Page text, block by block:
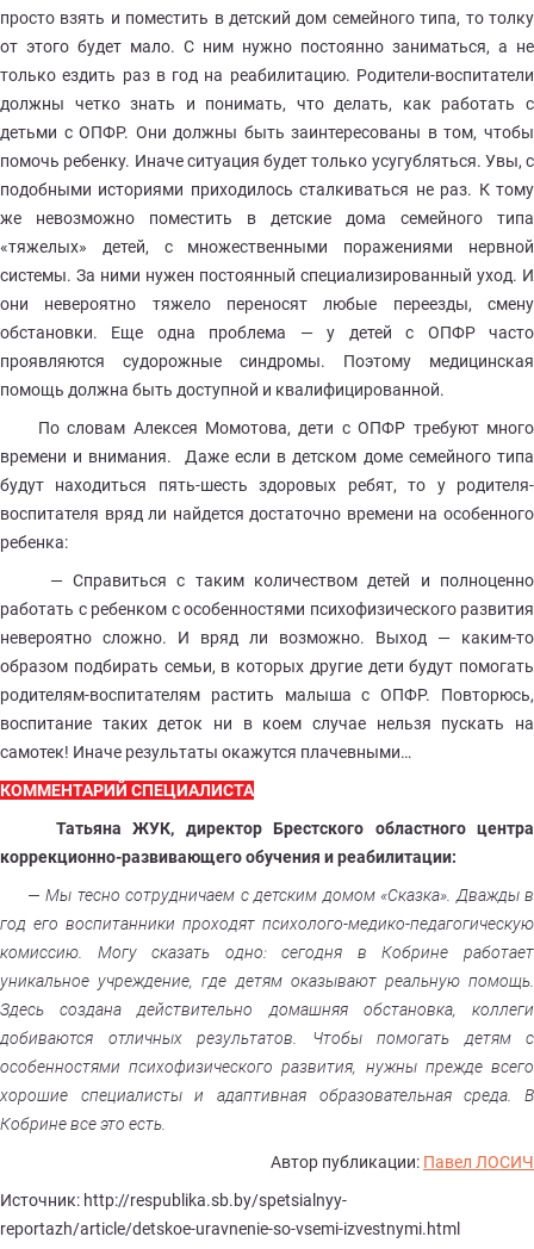
просто взять и поместить в детский дом семейного типа, то толку
от этого будет мало. С ним нужно постоянно заниматься, а не
только ездить раз в год на реабилитацию. Родители-воспитатели
должны четко знать и понимать, что делать, как работать с
детьми с ОПФР. Они должны быть заинтересованы в том, чтобы
помочь ребенку. Иначе ситуация будет только усугубляться. Увы, с
подобными историями приходилось сталкиваться не раз. К тому
же невозможно поместить в детские дома семейного типа
«тяжелых» детей, с множественными поражениями нервной
системы. За ними нужен постоянный специализированный уход. И
они невероятно тяжело переносят любые переезды, смену
обстановки. Еще одна проблема — у детей с ОПФР часто
проявляются судорожные синдромы. Поэтому медицинская
помощь должна быть доступной и квалифицированной.
По словам Алексея Момотова, дети с ОПФР требуют много
времени и внимания. Даже если в детском доме семейного типа
будут находиться пять-шесть здоровых ребят, то у родителя-
воспитателя вряд ли найдется достаточно времени на особенного
ребенка:
— Справиться с таким количеством детей и полноценно
работать с ребенком с особенностями психофизического развития
невероятно сложно. И вряд ли возможно. Выход — каким-то
образом подбирать семьи, в которых другие дети будут помогать
родителям-воспитателям растить малыша с ОПФР. Повторюсь,
воспитание таких деток ни в коем случае нельзя пускать на
самотек! Иначе результаты окажутся плачевными…
КОММЕНТАРИЙ СПЕЦИАЛИСТА
Татьяна ЖУК, директор Брестского областного центра
коррекционно-развивающего обучения и реабилитации:
— Мы тесно сотрудничаем с детским домом «Сказка». Дважды в
год его воспитанники проходят психолого-медико-педагогическую
комиссию. Могу сказать одно: сегодня в Кобрине работает
уникальное учреждение, где детям оказывают реальную помощь.
Здесь создана действительно домашняя обстановка, коллеги
добиваются отличных результатов. Чтобы помогать детям с
особенностями психофизического развития, нужны прежде всего
хорошие специалисты и адаптивная образовательная среда. В
Кобрине все это есть.
Автор публикации: Павел ЛОСИЧ
Источник: http://respublika.sb.by/spetsialnyy-
reportazh/article/detskoe-uravnenie-so-vsemi-izvestnymi.html